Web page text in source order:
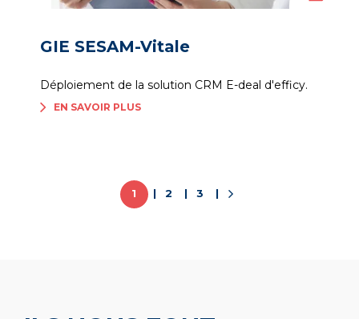
GIE SESAM-Vitale
Déploiement de la solution CRM E-deal d'efficy.
EN SAVOIR PLUS
1 2 3